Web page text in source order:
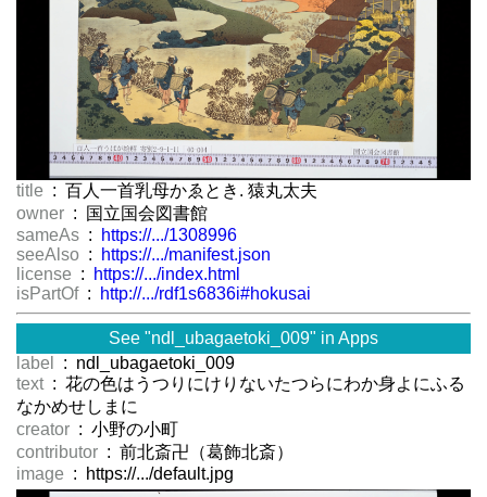
title : 百人一首乳母かゑとき. 猿丸太夫
owner : 国立国会図書館
sameAs :
https://.../1308996
seeAlso :
https://.../manifest.json
license :
https://.../index.html
isPartOf : http://.../rdf1s6836i#hokusai
See "ndl_ubagaetoki_009" in Apps
label
: ndl_ubagaetoki_009
text : 花の色はうつりにけりないたつらにわか身よにふる
なかめせしまに
creator : 小野の小町
contributor : 前北斎卍（葛飾北斎）
image : https://.../default.jpg